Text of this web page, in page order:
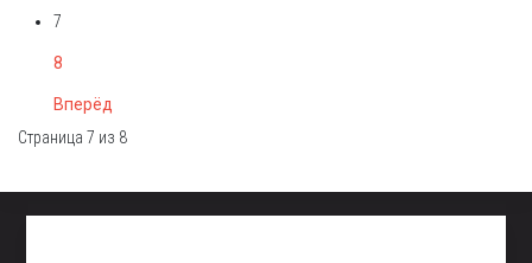
7
8
Вперёд
Страница 7 из 8